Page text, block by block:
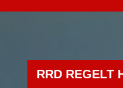
RRD REGELT